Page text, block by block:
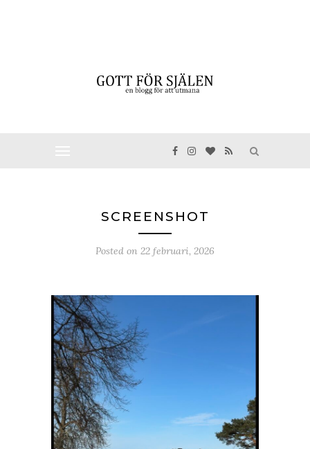
SCREENSHOT
Posted on 22 februari, 2026